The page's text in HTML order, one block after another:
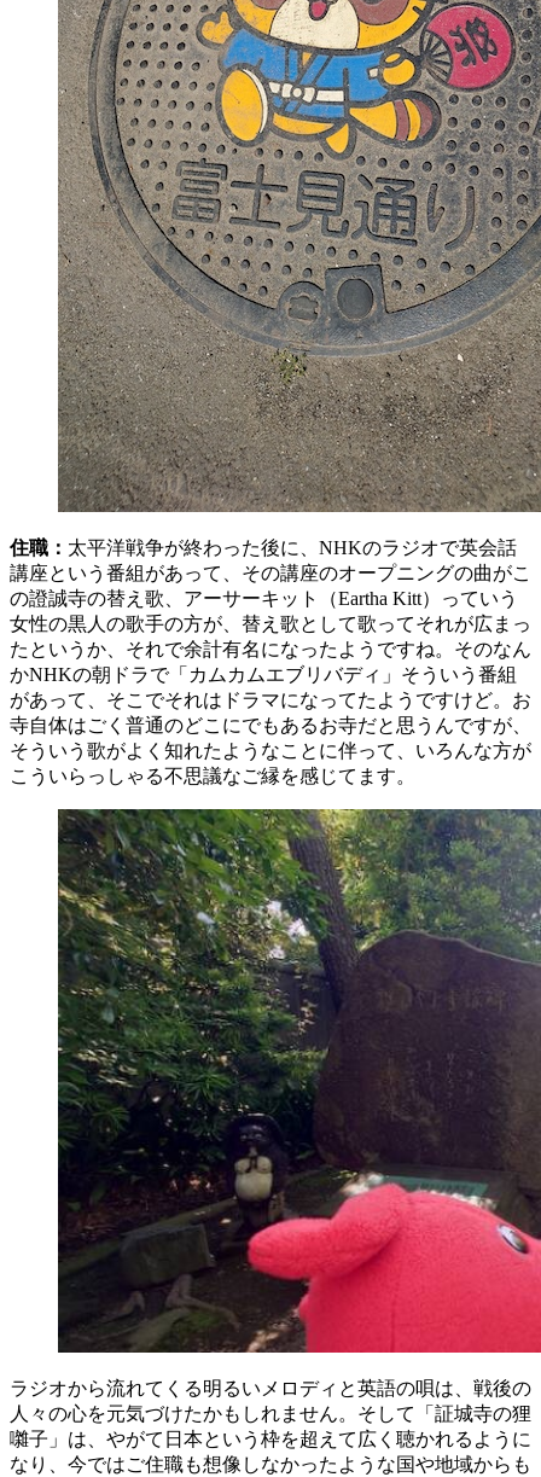
住職： 太平洋戦争が終わった後に、NHKのラジオで英会話
講座という番組があって、その講座のオープニングの曲がこ
の證誠寺の替え歌、アーサーキット（Eartha Kitt）っていう
女性の黒人の歌手の方が、替え歌として歌ってそれが広まっ
たというか、それで余計有名になったようですね。そのなん
かNHKの朝ドラで「カムカムエブリバディ」そういう番組
があって、そこでそれはドラマになってたようですけど。お
寺自体はごく普通のどこにでもあるお寺だと思うんですが、
そういう歌がよく知れたようなことに伴って、いろんな方が
こういらっしゃる不思議なご縁を感じてます。
ラジオから流れてくる明るいメロディと英語の唄は、戦後の
人々の心を元気づけたかもしれません。そして「証城寺の狸
囃子」は、やがて日本という枠を超えて広く聴かれるように
なり、今ではご住職も想像しなかったような国や地域からも